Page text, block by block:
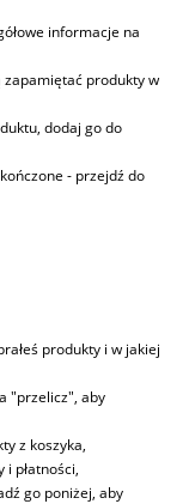
informacje na
produkty w
dodaj go do
- przejdź do
produkty i w jakiej
"przelicz", aby
z koszyka,
płatności,
go poniżej, aby